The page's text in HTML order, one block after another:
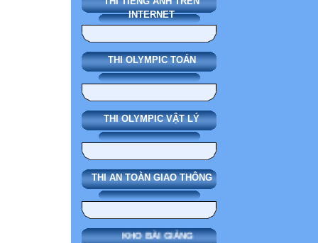
INTERNET
THI OLYMPIC TOÁN
THI OLYMPIC VẬT LÝ
THI AN TOÀN GIAO THÔNG
KHO BÀI GIẢNG